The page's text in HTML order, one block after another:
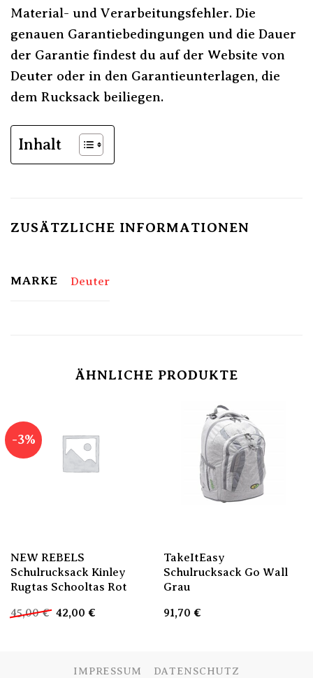
Material- und Verarbeitungsfehler. Die
genauen Garantiebedingungen und die Dauer
der Garantie findest du auf der Website von
Deuter oder in den Garantieunterlagen, die
dem Rucksack beiliegen.
Inhalt
ZUSÄTZLICHE INFORMATIONEN
MARKE Deuter
ÄHNLICHE PRODUKTE
-3%
NEW REBELS
Schulrucksack Kinley
Rugtas Schooltas Rot
45,00€ Ursprünglicher
42,00 €Aktueller
TakeItEasy
Schulrucksack Go Wall
Grau
91,70 €
IMPRESSUM DATENSCHUTZ